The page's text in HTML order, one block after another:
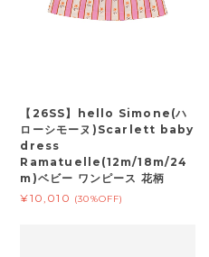
【26SS】hello Simone(ハ
ローシモーヌ)Scarlett baby
dress
Ramatuelle(12m/18m/24
m)ベビー ワンピース 花柄
¥10,010 (30%OFF)